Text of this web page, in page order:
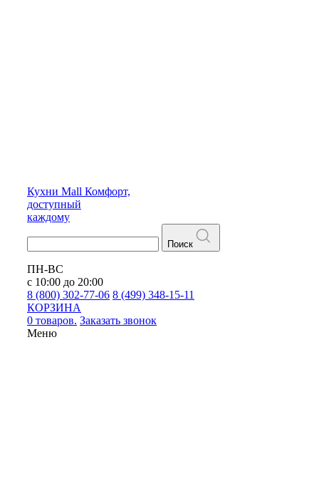
Кухни Mall Комфорт,
доступный
каждому
Поиск
ПН-ВС
с 10:00 до 20:00
8 (800) 302-77-06 8 (499) 348-15-11
КОРЗИНА
0 товаров. Заказать звонок
Меню